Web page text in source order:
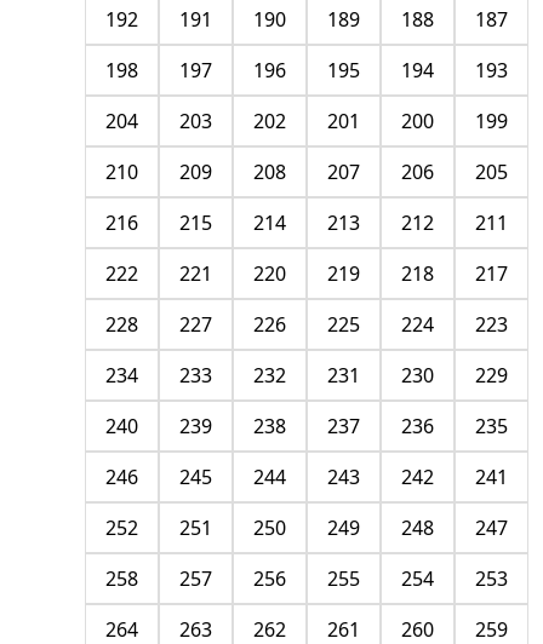
187
188
189
190
191
192
193
194
195
196
197
198
199
200
201
202
203
204
205
206
207
208
209
210
211
212
213
214
215
216
217
218
219
220
221
222
223
224
225
226
227
228
229
230
231
232
233
234
235
236
237
238
239
240
241
242
243
244
245
246
247
248
249
250
251
252
253
254
255
256
257
258
259
260
261
262
263
264